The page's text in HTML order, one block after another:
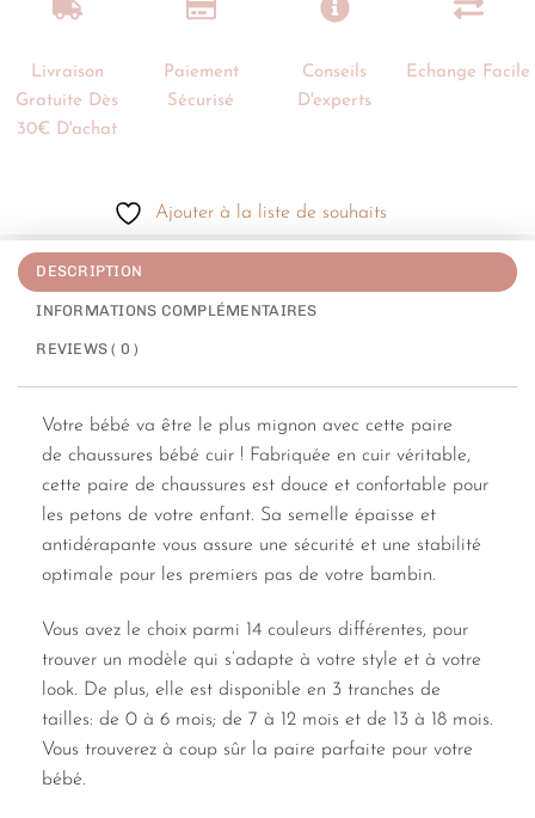
Livraison
Gratuite Dès
30€ D'achat
Paiement
Sécurisé
Conseils
D'experts
Echange Facile
Ajouter à la liste de souhaits
DESCRIPTION
INFORMATIONS COMPLÉMENTAIRES
REVIEWS ( 0 )
Votre bébé va être le plus mignon avec cette paire
de chaussures bébé cuir ! Fabriquée en cuir véritable,
cette paire de chaussures est douce et confortable pour
les petons de votre enfant. Sa semelle épaisse et
antidérapante vous assure une sécurité et une stabilité
optimale pour les premiers pas de votre bambin.
Vous avez le choix parmi 14 couleurs différentes, pour
trouver un modèle qui s’adapte à votre style et à votre
look. De plus, elle est disponible en 3 tranches de
tailles: de 0 à 6 mois; de 7 à 12 mois et de 13 à 18 mois.
Vous trouverez à coup sûr la paire parfaite pour votre
bébé.